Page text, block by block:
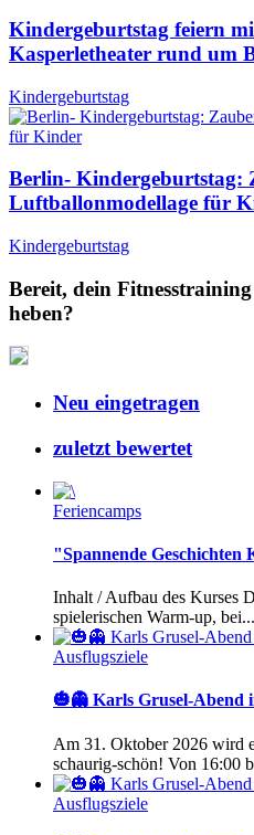
Kindergeburtstag feiern
Kasperletheater rund um
Kindergeburtstag
Berlin- Kindergeburtstag:
Luftballonmodellage für
Kindergeburtstag
Bereit, dein
heben?
Neu eingetragen
zuletzt bewertet
Feriencamps
"Spannende
Inhalt / Aufbau des Kurses
spielerischen Warm-up, bei...
Ausflugsziele
🎃👻 Karls Grusel-Abend
Am 31. Oktober 2026 wird
schaurig-schön! Von 16:00
Ausflugsziele